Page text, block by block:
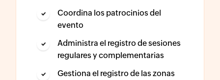
Coordina los patrocinios del
evento
Administra el registro de sesiones
regulares y complementarias
Gestiona el registro de las zonas